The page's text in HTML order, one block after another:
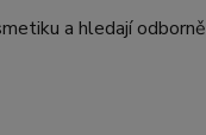
a hledají